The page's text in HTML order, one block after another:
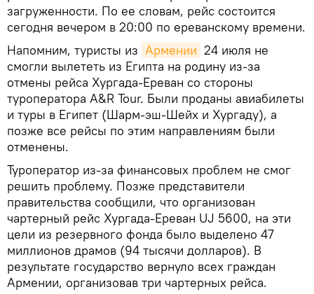
загруженности. По ее словам, рейс состоится
сегодня вечером в 20:00 по ереванскому времени.
Напомним, туристы из Армении 24 июля не
смогли вылететь из Египта на родину из-за
отмены рейса Хургада-Ереван со стороны
туроператора A&R Tour. Были проданы авиабилеты
и туры в Египет (Шарм-эш-Шейх и Хургаду), а
позже все рейсы по этим направлениям были
отменены.
Туроператор из-за финансовых проблем не смог
решить проблему. Позже представители
правительства сообщили, что организован
чартерный рейс Хургада-Ереван UJ 5600, на эти
цели из резервного фонда было выделено 47
миллионов драмов (94 тысячи долларов). В
результате государство вернуло всех граждан
Армении, организовав три чартерных рейса.